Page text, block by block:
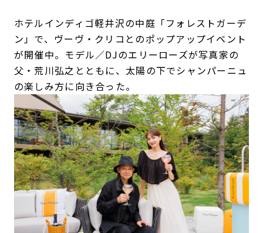
ホテルインディゴ軽井沢の中庭「フォレストガーデ
ン」で、ヴーヴ・クリコとのポップアップイベント
が開催中。モデル／DJのエリーローズが写真家の
父・荒川弘之とともに、太陽の下でシャンパーニュ
の楽しみ方に向き合った。